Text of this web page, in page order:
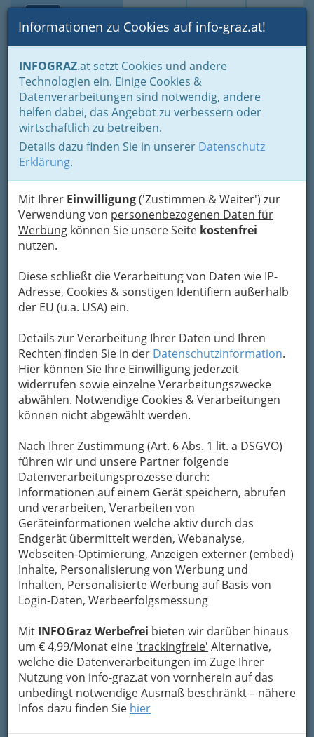
Suche Login Toggle
Informationen zu Cookies auf info-graz.at!
INFOGRAZ.at setzt Cookies und andere
Technologien ein. Einige Cookies &
Datenverarbeitungen sind notwendig, andere
helfen dabei, das Angebot zu verbessern oder
wirtschaftlich zu betreiben.
Details dazu finden Sie in unserer Datenschutz
Erklärung.
Mit Ihrer Einwilligung('Zustimmen & Weiter') zur
Verwendung von personenbezogenen Daten für
Werbung können Sie unsere Seite kostenfrei
nutzen.
Diese schließt die Verarbeitung von Daten wie IP-
Adresse, Cookies & sonstigen Identifiern außerhalb
der EU (u.a. USA) ein.
Details zur Verarbeitung Ihrer Daten und Ihren
Rechten finden Sie in der Datenschutzinformation.
Hier können Sie Ihre Einwilligung jederzeit
widerrufen sowie einzelne Verarbeitungszwecke
abwählen. Notwendige Cookies & Verarbeitungen
können nicht abgewählt werden.
Nach Ihrer Zustimmung (Art. 6 Abs. 1 lit. a DSGVO)
führen wir und unsere Partner folgende
Datenverarbeitungsprozesse durch:
Informationen auf einem Gerät speichern, abrufen
und verarbeiten, Verarbeiten von
Geräteinformationen welche aktiv durch das
Endgerät übermittelt werden, Webanalyse,
Webseiten-Optimierung, Anzeigen externer (embed)
Inhalte, Personalisierung von Werbung und
Inhalten, Personalisierte Werbung auf Basis von
Login-Daten, Werbeerfolgsmessung
Mit INFOGraz Werbefrei bieten wir darüber hinaus
um € 4,99/Monat eine 'trackingfreie' Alternative,
welche die Datenverarbeitungen im Zuge Ihrer
Nutzung von info-graz.at von vornherein auf das
unbedingt notwendige Ausmaß beschränkt – nähere
Infos dazu finden Sie hier
Home Branchen
Gewerbe, Handwerk, Banken
Information und Consulting
Technische Büros - Ingenieurbüros
Kulturtechnik und Wasserwirtschaft
Haslauer & Partner GmbH
Annaweg 2, 8020 Graz
+43 316 575 211
Karte
Kontaktaufnahme
Um die Info-Graz Firmen vor Spam-Mails zu
bewahren, verwenden wir an dieser Stelle zur
Übermittlung Ihrer Nachricht ein sicheres
Formular. Ihre Nachricht wird nach dem
Absenden umgehend per Mail an das
Unternehmen Haslauer & Partner GmbH
weitergeleitet.
Mein Name
Meine Email Adresse
Mein Betreff